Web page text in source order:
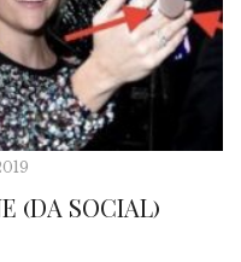
(DA SOCIAL)